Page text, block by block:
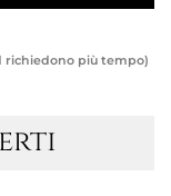
richiedono più tempo)